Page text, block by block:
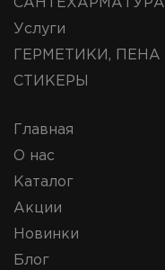
САНТЕХАРМАТУРА
Услуги
ГЕРМЕТИКИ, ПЕНА
СТИКЕРЫ
Главная
О нас
Каталог
Акции
Новинки
Блог